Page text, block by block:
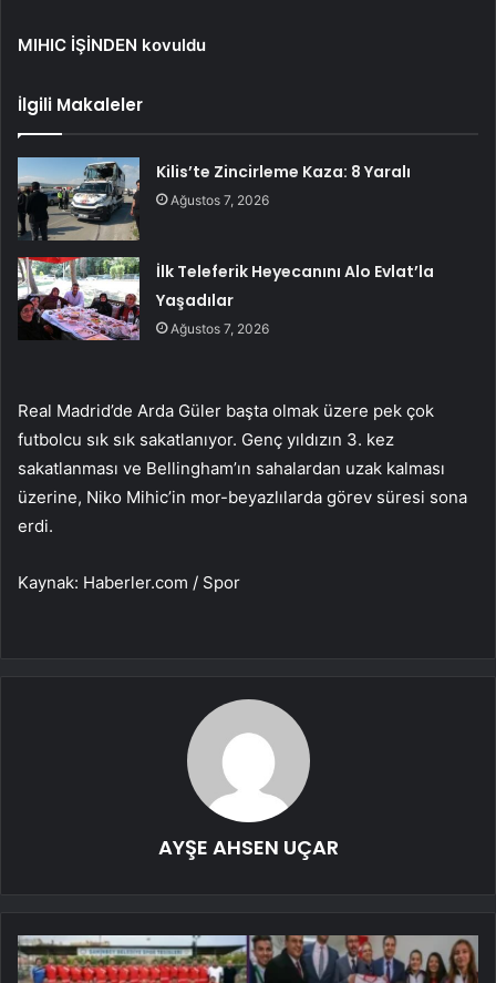
MIHIC İŞİNDEN kovuldu
İlgili Makaleler
Kilis’te Zincirleme Kaza: 8 Yaralı
Ağustos 7, 2026
İlk Teleferik Heyecanını Alo Evlat’la
Yaşadılar
Ağustos 7, 2026
Real Madrid’de Arda Güler başta olmak üzere pek çok
futbolcu sık sık sakatlanıyor. Genç yıldızın 3. kez
sakatlanması ve Bellingham’ın sahalardan uzak kalması
üzerine, Niko Mihic’in mor-beyazlılarda görev süresi sona
erdi.
Kaynak: Haberler.com / Spor
AYŞE AHSEN UÇAR